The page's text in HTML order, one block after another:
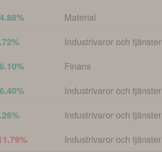
Material
Industrivaror och tjänster
Finans
Industrivaror och tjänster
Industrivaror och tjänster
Industrivaror och tjänster